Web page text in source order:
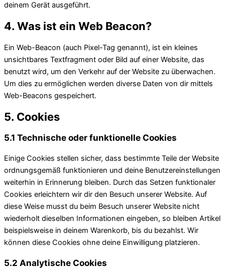
deinem Gerät ausgeführt.
4. Was ist ein Web Beacon?
Ein Web-Beacon (auch Pixel-Tag genannt), ist ein kleines
unsichtbares Textfragment oder Bild auf einer Website, das
benutzt wird, um den Verkehr auf der Website zu überwachen.
Um dies zu ermöglichen werden diverse Daten von dir mittels
Web-Beacons gespeichert.
5. Cookies
5.1 Technische oder funktionelle Cookies
Einige Cookies stellen sicher, dass bestimmte Teile der Website
ordnungsgemäß funktionieren und deine Benutzereinstellungen
weiterhin in Erinnerung bleiben. Durch das Setzen funktionaler
Cookies erleichtern wir dir den Besuch unserer Website. Auf
diese Weise musst du beim Besuch unserer Website nicht
wiederholt dieselben Informationen eingeben, so bleiben Artikel
beispielsweise in deinem Warenkorb, bis du bezahlst. Wir
können diese Cookies ohne deine Einwilligung platzieren.
5.2 Analytische Cookies